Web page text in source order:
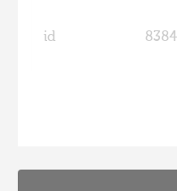
Hiite kuvavõistlus
Hiite kuvavõistlus
id